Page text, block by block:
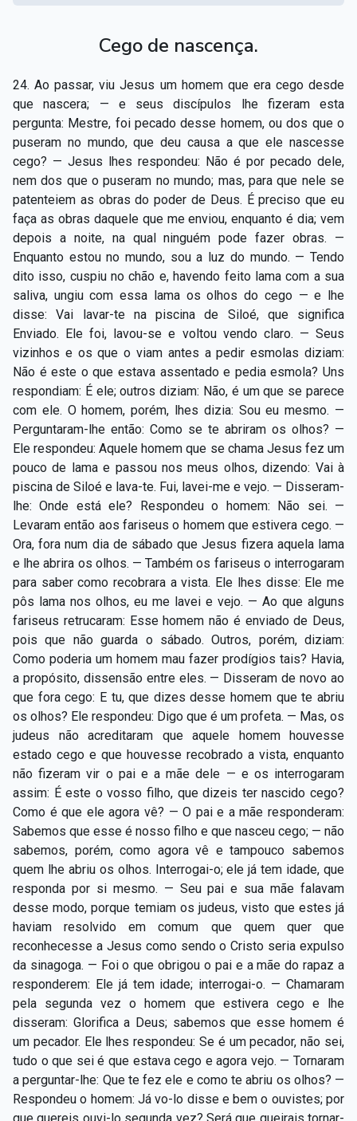
Cego de nascença.
24. Ao passar, viu Jesus um homem que era cego desde
que nascera; — e seus discípulos lhe fizeram esta
pergunta: Mestre, foi pecado desse homem, ou dos que o
puseram no mundo, que deu causa a que ele nascesse
cego? — Jesus lhes respondeu: Não é por pecado dele,
nem dos que o puseram no mundo; mas, para que nele se
patenteiem as obras do poder de Deus. É preciso que eu
faça as obras daquele que me enviou, enquanto é dia; vem
depois a noite, na qual ninguém pode fazer obras. —
Enquanto estou no mundo, sou a luz do mundo. — Tendo
dito isso, cuspiu no chão e, havendo feito lama com a sua
saliva, ungiu com essa lama os olhos do cego — e lhe
disse: Vai lavar-te na piscina de Siloé, que significa
Enviado. Ele foi, lavou-se e voltou vendo claro. — Seus
vizinhos e os que o viam antes a pedir esmolas diziam:
Não é este o que estava assentado e pedia esmola? Uns
respondiam: É ele; outros diziam: Não, é um que se parece
com ele. O homem, porém, lhes dizia: Sou eu mesmo. —
Perguntaram-lhe então: Como se te abriram os olhos? —
Ele respondeu: Aquele homem que se chama Jesus fez um
pouco de lama e passou nos meus olhos, dizendo: Vai à
piscina de Siloé e lava-te. Fui, lavei-me e vejo. — Disseram-
lhe: Onde está ele? Respondeu o homem: Não sei. —
Levaram então aos fariseus o homem que estivera cego. —
Ora, fora num dia de sábado que Jesus fizera aquela lama
e lhe abrira os olhos. — Também os fariseus o interrogaram
para saber como recobrara a vista. Ele lhes disse: Ele me
pôs lama nos olhos, eu me lavei e vejo. — Ao que alguns
fariseus retrucaram: Esse homem não é enviado de Deus,
pois que não guarda o sábado. Outros, porém, diziam:
Como poderia um homem mau fazer prodígios tais? Havia,
a propósito, dissensão entre eles. — Disseram de novo ao
que fora cego: E tu, que dizes desse homem que te abriu
os olhos? Ele respondeu: Digo que é um profeta. — Mas, os
judeus não acreditaram que aquele homem houvesse
estado cego e que houvesse recobrado a vista, enquanto
não fizeram vir o pai e a mãe dele — e os interrogaram
assim: É este o vosso filho, que dizeis ter nascido cego?
Como é que ele agora vê? — O pai e a mãe responderam:
Sabemos que esse é nosso filho e que nasceu cego; — não
sabemos, porém, como agora vê e tampouco sabemos
quem lhe abriu os olhos. Interrogai-o; ele já tem idade, que
responda por si mesmo. — Seu pai e sua mãe falavam
desse modo, porque temiam os judeus, visto que estes já
haviam resolvido em comum que quem quer que
reconhecesse a Jesus como sendo o Cristo seria expulso
da sinagoga. — Foi o que obrigou o pai e a mãe do rapaz a
responderem: Ele já tem idade; interrogai-o. — Chamaram
pela segunda vez o homem que estivera cego e lhe
disseram: Glorifica a Deus; sabemos que esse homem é
um pecador. Ele lhes respondeu: Se é um pecador, não sei,
tudo o que sei é que estava cego e agora vejo. — Tornaram
a perguntar-lhe: Que te fez ele e como te abriu os olhos? —
Respondeu o homem: Já vo-lo disse e bem o ouvistes; por